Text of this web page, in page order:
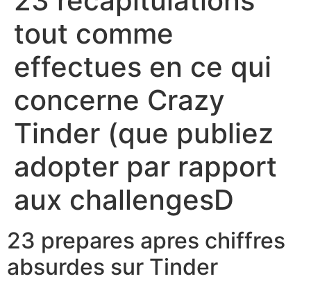
tout comme
effectues en ce qui
concerne Crazy
Tinder (que publiez
adopter par rapport
aux challengesD
23 prepares apres chiffres
absurdes sur Tinder